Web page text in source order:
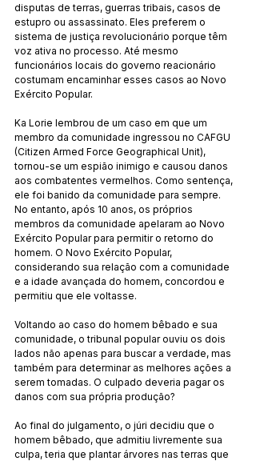
disputas de terras, guerras tribais, casos de
estupro ou assassinato. Eles preferem o
sistema de justiça revolucionário porque têm
voz ativa no processo. Até mesmo
funcionários locais do governo reacionário
costumam encaminhar esses casos ao Novo
Exército Popular.
Ka Lorie lembrou de um caso em que um
membro da comunidade ingressou no CAFGU
(Citizen Armed Force Geographical Unit),
tornou-se um espião inimigo e causou danos
aos combatentes vermelhos. Como sentença,
ele foi banido da comunidade para sempre.
No entanto, após 10 anos, os próprios
membros da comunidade apelaram ao Novo
Exército Popular para permitir o retorno do
homem. O Novo Exército Popular,
considerando sua relação com a comunidade
e a idade avançada do homem, concordou e
permitiu que ele voltasse.
Voltando ao caso do homem bêbado e sua
comunidade, o tribunal popular ouviu os dois
lados não apenas para buscar a verdade, mas
também para determinar as melhores ações a
serem tomadas. O culpado deveria pagar os
danos com sua própria produção?
Ao final do julgamento, o júri decidiu que o
homem bêbado, que admitiu livremente sua
culpa, teria que plantar árvores nas terras que